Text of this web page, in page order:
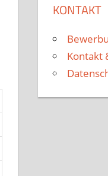
KONTAKT
Kontakt